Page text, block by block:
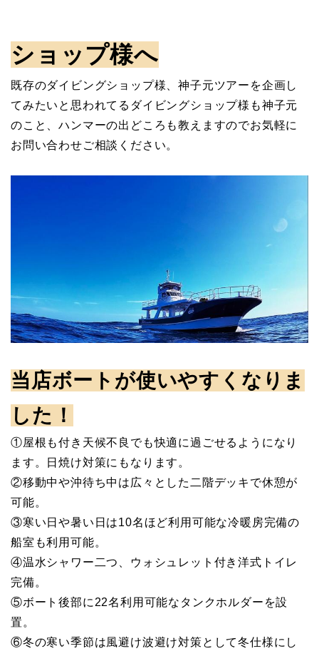
ショップ様へ
既存のダイビングショップ様、神子元ツアーを企画し
てみたいと思われてるダイビングショップ様も神子元
のこと、ハンマーの出どころも教えますのでお気軽に
お問い合わせご相談ください。
当店ボートが使いやすくなりま
した！
①屋根も付き天候不良でも快適に過ごせるようになり
ます。日焼け対策にもなります。
②移動中や沖待ち中は広々とした二階デッキで休憩が
可能。
③寒い日や暑い日は10名ほど利用可能な冷暖房完備の
船室も利用可能。
④温水シャワー二つ、ウォシュレット付き洋式トイレ
完備。
⑤ボート後部に22名利用可能なタンクホルダーを設
置。
⑥冬の寒い季節は風避け波避け対策として冬仕様にし